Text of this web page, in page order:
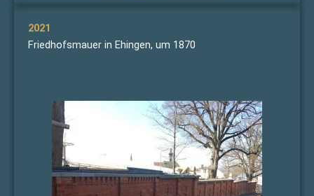
2021
Friedhofsmauer in Ehingen, um 1870